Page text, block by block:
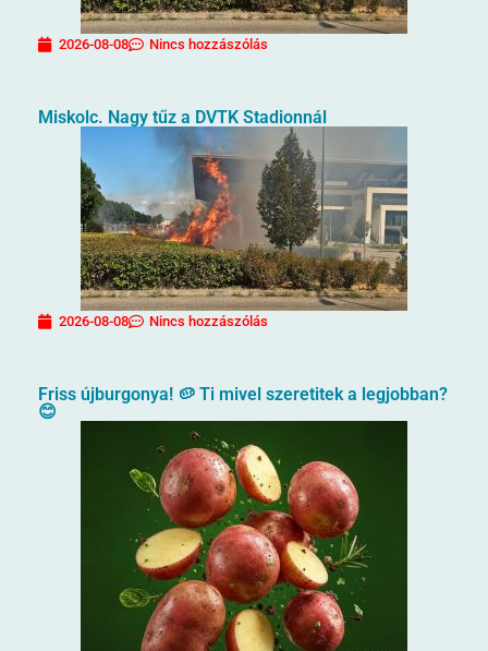
2026-08-08 Nincs hozzászólás
Miskolc. Nagy tűz a DVTK Stadionnál
2026-08-08 Nincs hozzászólás
Friss újburgonya! 🥔 Ti mivel szeretitek a legjobban?
😊